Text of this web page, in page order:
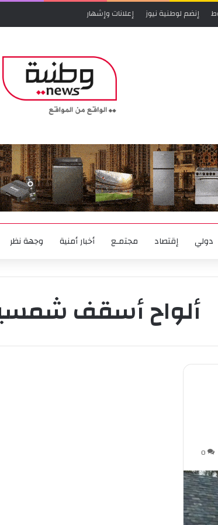
إنضم لوطنية نيوز إعلانات وإشهار
دولي إقتصاد مجتمـع أخبار أمنية وجهة نظر
ألواح أسقف
0